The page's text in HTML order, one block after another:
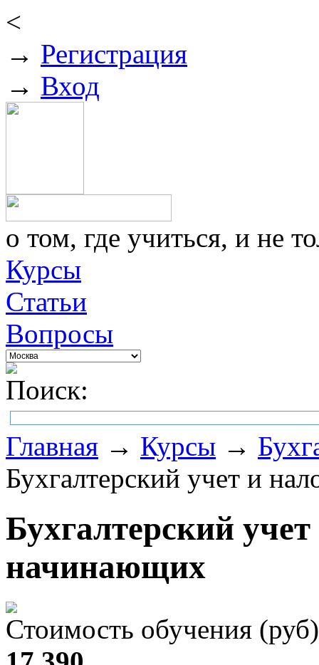
<
→ Регистрация
→ Вход
о том, где учиться, и не
Курсы
Статьи
Вопросы
Поиск:
Главная → Курсы →
Бухгалтерский учет и
Бухгалтерский
начинающих
Стоимость обучения